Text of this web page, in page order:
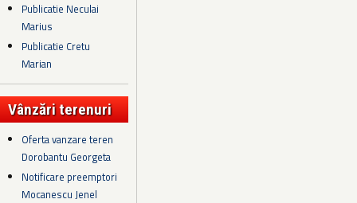
Publicatie Neculai
Marius
Publicatie Cretu
Marian
Vânzări terenuri
Oferta vanzare teren
Dorobantu Georgeta
Notificare preemptori
Mocanescu Jenel